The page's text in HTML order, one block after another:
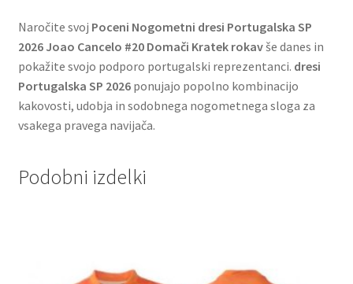
Naročite svoj Poceni Nogometni dresi Portugalska SP
2026 Joao Cancelo #20 Domači Kratek rokavše danes in
pokažite svojo podporo portugalski reprezentanci. dresi
Portugalska SP 2026ponujajo popolno kombinacijo
kakovosti, udobja in sodobnega nogometnega sloga za
vsakega pravega navijača.
Podobni izdelki